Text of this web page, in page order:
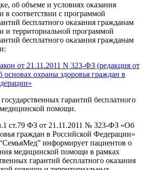
об объеме и условиях оказания
соответствии с программой
бесплатного оказания гражданам
территориальной программой
бесплатного оказания гражданам
от 21.11.2011 N 323-ФЗ (редакция от
основах охраны здоровья граждан в
гарантий бесплатного
помощи.
ст.79 ФЗ от 21.11.2011 № 323-ФЗ «Об
граждан в Российской Федерации»
информирует пациентов о
медицинской помощи в рамках
гарантий бесплатного оказания